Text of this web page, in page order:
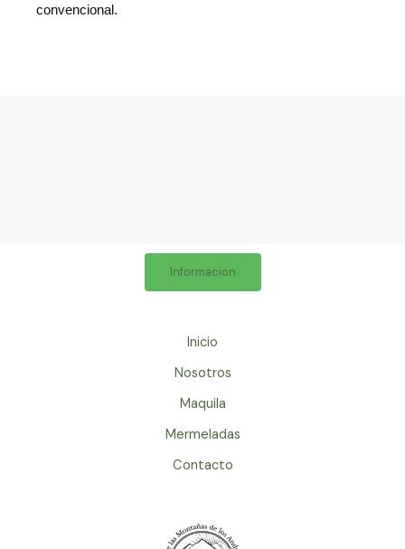
convencional.
Informacion
Inicio
Nosotros
Maquila
Mermeladas
Contacto